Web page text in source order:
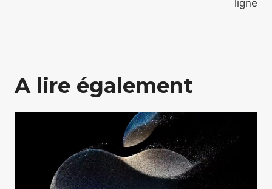
ligne
A lire également